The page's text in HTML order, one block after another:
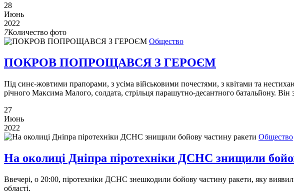
28
Июнь
2022
7Количество фото
Общество
ПОКРОВ ПОПРОЩАВСЯ З ГЕРОЄМ
Під синє-жовтими прапорами, з усіма військовими почестями, з квітами та
річного Максима Малого, солдата, стрільця парашутно-десантного батальйону.
27
Июнь
2022
Общество
На околицi Днiпра піротехніки ДСНС знищили
Ввечері, о 20:00, піротехніки ДСНС знешкодили бойову частину ракети, яку
області.